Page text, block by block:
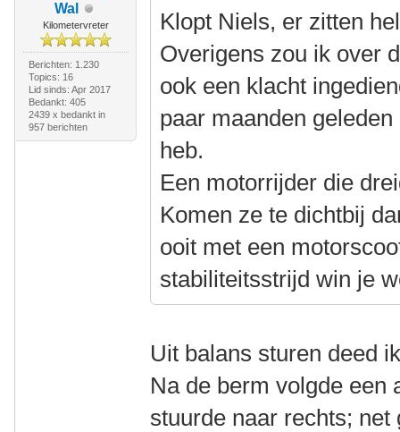
Wal
Kilometervreter
Berichten: 1.230
Topics: 16
Lid sinds: Apr 2017
Bedankt: 405
2439 x bedankt in
957 berichten
Klopt Niels, er zitten
Overigens zou ik over
ook een klacht
paar maanden
heb.
Een motorrijder die
Komen ze te dichtbij
ooit met een
stabiliteitsstrijd win je
Uit balans sturen deed
Na de berm volgde een
stuurde naar rechts;